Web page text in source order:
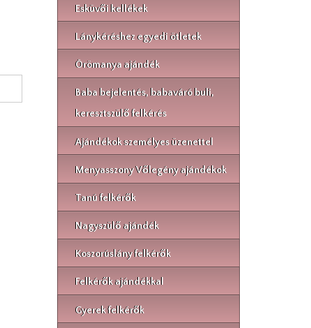
Esküvői kellékek
Lánykéréshez egyedi ötletek
Örömanya ajándék
Baba bejelentés, babaváró buli,
keresztszülő felkérés
Ajándékok személyes üzenettel
Menyasszony Vőlegény ajándékok
Tanú felkérők
Nagyszülő ajándék
Koszorúslány felkérők
Felkérők ajándékkal
Gyerek felkérők